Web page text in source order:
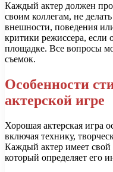
Каждый актер должен
своим коллегам, не
внешности, поведения
критики режиссера, если
площадке. Все вопросы
съемок.
Особенности
актерской игре
Хорошая актерская игра
включая технику,
Каждый актер имеет
который определяет его